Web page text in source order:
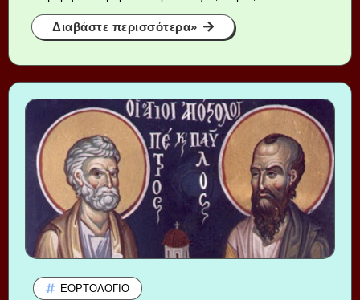
Διαβάστε περισσότερα»
ΕΟΡΤΟΛΌΓΙΟ